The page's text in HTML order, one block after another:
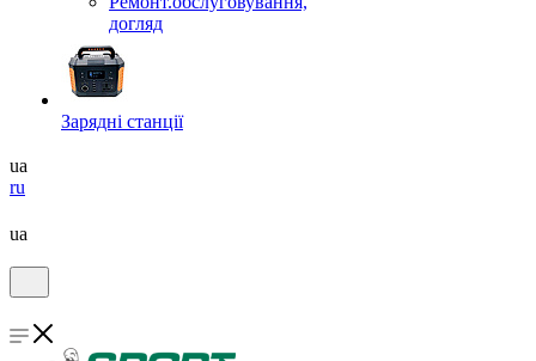
догляд
Зарядні станції
ua
ru
ua